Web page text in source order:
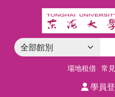
場地租借 常
學員